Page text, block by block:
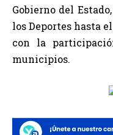
Gobierno del
los Deportes hasta
con la
municipios.